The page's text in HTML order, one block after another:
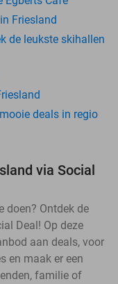
Friesland
de leukste skihallen
deals in regio
via Social
doen? Ontdek de
Deal! Op deze
aan deals, voor
en maak er een
familie of